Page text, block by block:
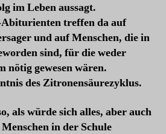
im Leben aussagt.
treffen da auf
und auf Menschen, die in
sind, für die weder
nötig gewesen wären.
des Zitronensäurezyklus.
als würde sich alles, aber auch
in der Schule